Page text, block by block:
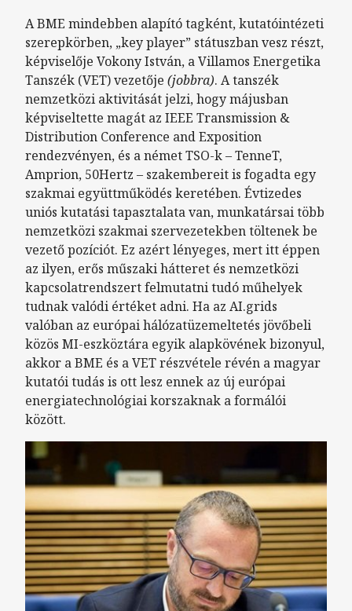
A BME mindebben alapító tagként, kutatóintézeti
szerepkörben, „key player” státuszban vesz részt,
képviselője Vokony István, a Villamos Energetika
Tanszék (VET) vezetője (jobbra). A tanszék
nemzetközi aktivitását jelzi, hogy májusban
képviseltette magát az IEEE Transmission &
Distribution Conference and Exposition
rendezvényen, és a német TSO-k – TenneT,
Amprion, 50Hertz – szakembereit is fogadta egy
szakmai együttműködés keretében. Évtizedes
uniós kutatási tapasztalata van, munkatársai több
nemzetközi szakmai szervezetekben töltenek be
vezető pozíciót. Ez azért lényeges, mert itt éppen
az ilyen, erős műszaki hátteret és nemzetközi
kapcsolatrendszert felmutatni tudó műhelyek
tudnak valódi értéket adni. Ha az AI.grids
valóban az európai hálózatüzemeltetés jövőbeli
közös MI-eszköztára egyik alapkövének bizonyul,
akkor a BME és a VET részvétele révén a magyar
kutatói tudás is ott lesz ennek az új európai
energiatechnológiai korszaknak a formálói
között.